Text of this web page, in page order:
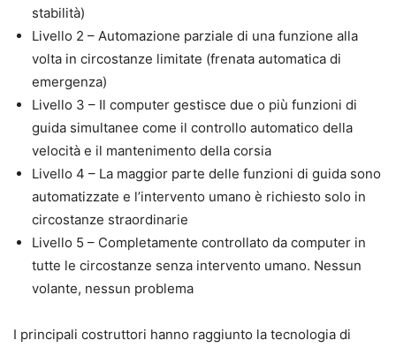
stabilità)
Livello 2 – Automazione parziale di una funzione alla
volta in circostanze limitate (frenata automatica di
emergenza)
Livello 3 – Il computer gestisce due o più funzioni di
guida simultanee come il controllo automatico della
velocità e il mantenimento della corsia
Livello 4 – La maggior parte delle funzioni di guida sono
automatizzate e l’intervento umano è richiesto solo in
circostanze straordinarie
Livello 5 – Completamente controllato da computer in
tutte le circostanze senza intervento umano. Nessun
volante, nessun problema
I principali costruttori hanno raggiunto la tecnologia di